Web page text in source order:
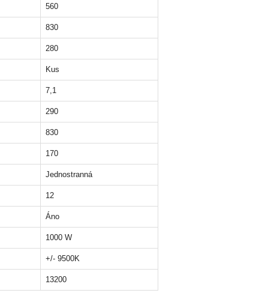
560
830
280
Kus
7,1
290
830
170
Jednostranná
12
Áno
1000 W
+/- 9500K
13200